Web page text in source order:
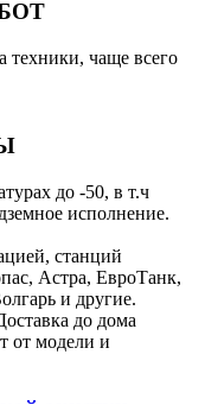
техники, чаще всего
до -50, в т.ч
исполнение.
станций
Астра, ЕвроТанк,
и другие.
до дома
от модели и